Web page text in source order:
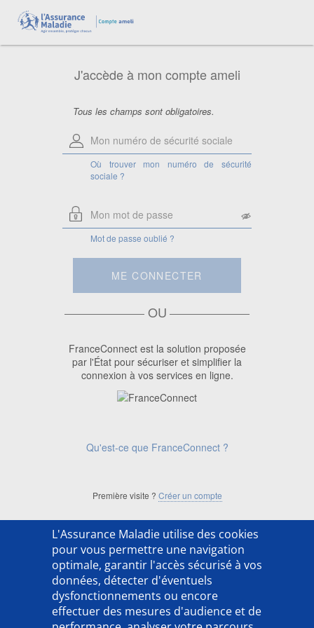
J'accède à mon compte ameli
Tous les champs sont obligatoires.
Où trouver mon numéro de sécurité
sociale ?
sociale
Saisissez votre numéro de sécurité
Attention, si vous êtes ayant droit,
saisissez le numéro de sécurité sociale
rattaché.
Mot de passe oublié ?
ME CONNECTER
L'Assurance Maladie utilise des cookies
pour vous permettre une navigation
optimale, garantir l'accès sécurisé à vos
données, détecter d'éventuels
dysfonctionnements ou encore
effectuer des mesures d'audience et de
OU
FranceConnect est la solution proposée
par l'État pour sécuriser et simplifier la
connexion à vos services en ligne.
Qu'est-ce que FranceConnect ?
Première visite ? Créer un compte
['ACSO254202LX']